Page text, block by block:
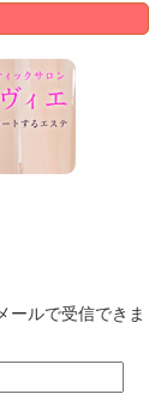
ールで受信できま